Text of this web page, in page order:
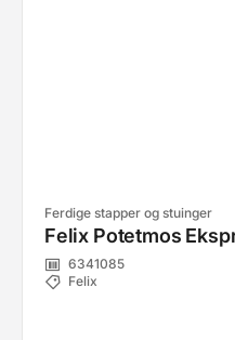
Ferdige stapper og stuinger
Felix Potetmos
6341085
Felix